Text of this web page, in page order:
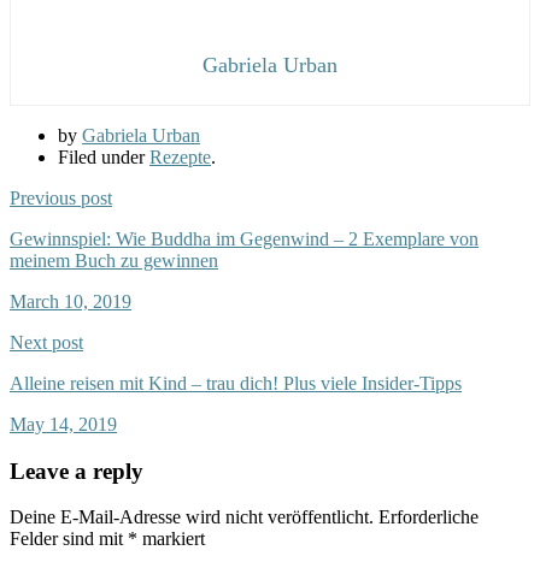
Gabriela Urban
by Gabriela Urban
Filed underRezepte.
Previous post
Gewinnspiel: Wie Buddha im Gegenwind – 2 Exemplare von
meinem Buch zu gewinnen
March 10, 2019
Next post
Alleine reisen mit Kind – trau dich! Plus viele Insider-Tipps
May 14, 2019
Leave a reply
Deine E-Mail-Adresse wird nicht veröffentlicht. Erforderliche
Felder sind mit * markiert